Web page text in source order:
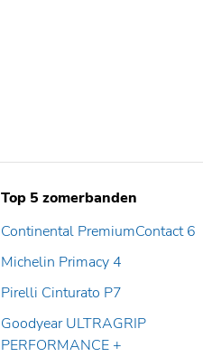
Top 5 zomerbanden
Continental PremiumContact 6
Michelin Primacy 4
Pirelli Cinturato P7
Goodyear ULTRAGRIP
PERFORMANCE +